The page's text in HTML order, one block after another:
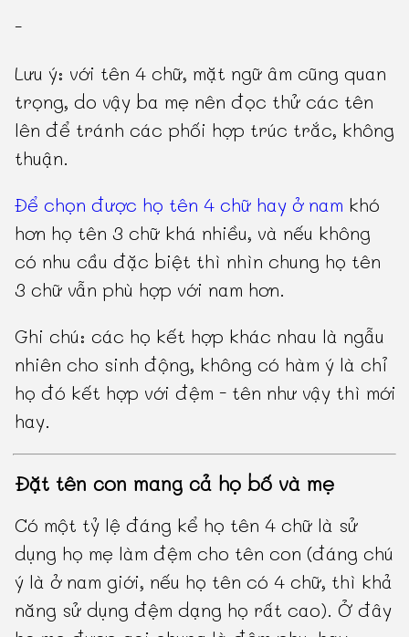
-
Lưu ý: với tên 4 chữ, mặt ngữ âm cũng quan
trọng, do vậy ba mẹ nên đọc thử các tên
lên để tránh các phối hợp trúc trắc, không
thuận.
Để chọn được họ tên 4 chữ hay ở nam khó
hơn họ tên 3 chữ khá nhiều, và nếu không
có nhu cầu đặc biệt thì nhìn chung họ tên
3 chữ vẫn phù hợp với nam hơn.
Ghi chú: các họ kết hợp khác nhau là ngẫu
nhiên cho sinh động, không có hàm ý là chỉ
họ đó kết hợp với đệm - tên như vậy thì mới
hay.
Đặt tên con mang cả họ bố và mẹ
Có một tỷ lệ đáng kể họ tên 4 chữ là sử
dụng họ mẹ làm đệm cho tên con (đáng chú
ý là ở nam giới, nếu họ tên có 4 chữ, thì khả
năng sử dụng đệm dạng họ rất cao). Ở đây